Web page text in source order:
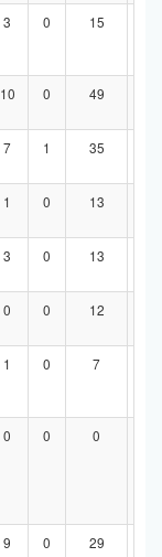
3 0 15
10 0 49
7 1 35
1 0 13
3 0 13
0 0 12
1 0 7
0 0 0
9 0 29